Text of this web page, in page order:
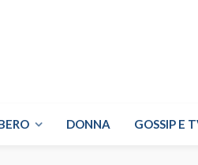
DONNA GOSSIP E